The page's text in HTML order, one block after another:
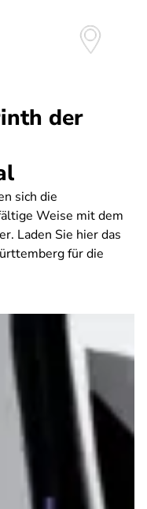
der
sich die
Weise mit dem
Laden Sie hier das
für die